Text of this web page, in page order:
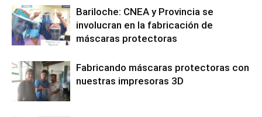
Bariloche: CNEA y Provincia se
involucran en la fabricación de
máscaras protectoras
Fabricando máscaras protectoras con
nuestras impresoras 3D